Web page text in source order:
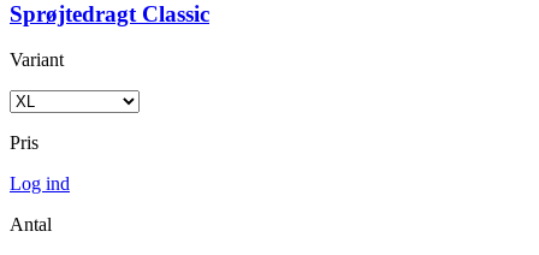
Sprøjtedragt Classic
Variant
Pris
Log ind
Antal